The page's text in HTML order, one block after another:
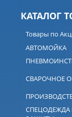
КАТАЛОГ
Товары по
АВТОМОЙКА
СВАРОЧНОЕ
СПЕЦОДЕЖДА